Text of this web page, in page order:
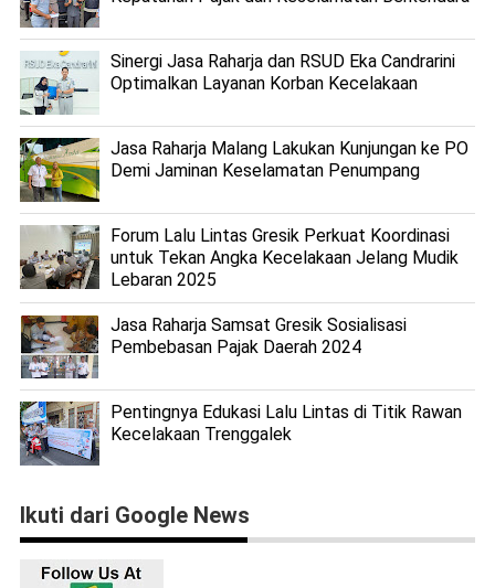
Sinergi Jasa Raharja dan RSUD Eka Candrarini
Optimalkan Layanan Korban Kecelakaan
Jasa Raharja Malang Lakukan Kunjungan ke PO
Demi Jaminan Keselamatan Penumpang
Forum Lalu Lintas Gresik Perkuat Koordinasi
untuk Tekan Angka Kecelakaan Jelang Mudik
Lebaran 2025
Jasa Raharja Samsat Gresik Sosialisasi
Pembebasan Pajak Daerah 2024
Pentingnya Edukasi Lalu Lintas di Titik Rawan
Kecelakaan Trenggalek
Ikuti dari Google News